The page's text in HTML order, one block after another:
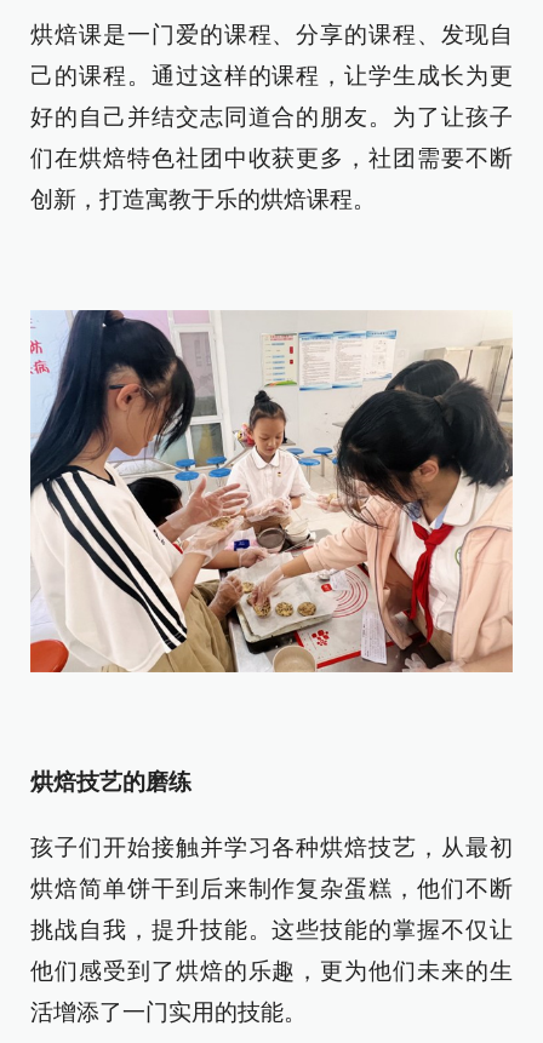
烘焙课是一门爱的课程、分享的课程、发现自
己的课程。通过这样的课程，让学生成长为更
好的自己并结交志同道合的朋友。为了让孩子
们在烘焙特色社团中收获更多，社团需要不断
创新，打造寓教于乐的烘焙课程。
烘焙技艺的磨练
孩子们开始接触并学习各种烘焙技艺，从最初
烘焙简单饼干到后来制作复杂蛋糕，他们不断
挑战自我，提升技能。这些技能的掌握不仅让
他们感受到了烘焙的乐趣，更为他们未来的生
活增添了一门实用的技能。